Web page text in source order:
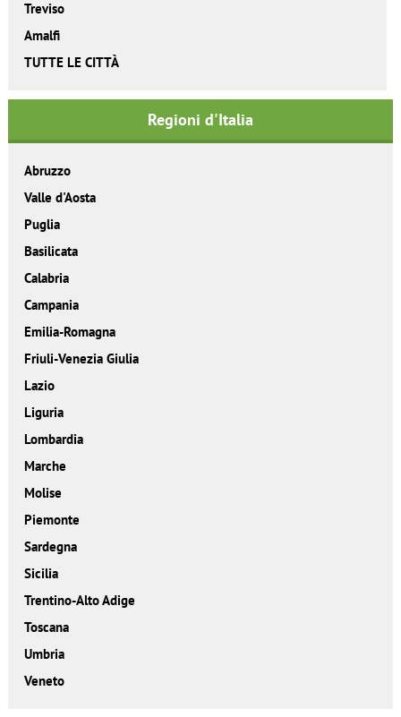
Treviso
Amalfi
TUTTE LE CITTÀ
Regioni d'Italia
Abruzzo
Valle d'Aosta
Puglia
Basilicata
Calabria
Campania
Emilia-Romagna
Friuli-Venezia Giulia
Lazio
Liguria
Lombardia
Marche
Molise
Piemonte
Sardegna
Sicilia
Trentino-Alto Adige
Toscana
Umbria
Veneto